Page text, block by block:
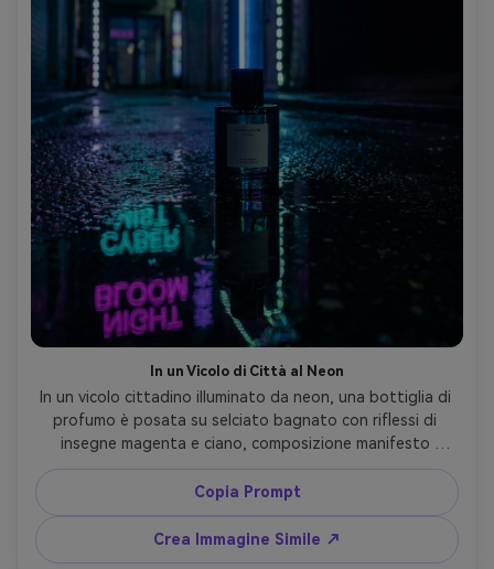
In un Vicolo di Città al Neon
In un vicolo cittadino illuminato da neon, una bottiglia di
profumo è posata su selciato bagnato con riflessi di
insegne magenta e ciano, composizione manifesto
verticale con spazio negativo in alto a destra per il brand,
luci neon più riempimento tenue, Sony A7S III, 35mm f/1.8,
close-up da basso, mood moderno grintoso, riflessi
bagnati realistici e highlights puntiformi, messa a fuoco
nette, color grading cinematografico --ar 4:5
Copia Prompt
Crea Immagine Simile ↗